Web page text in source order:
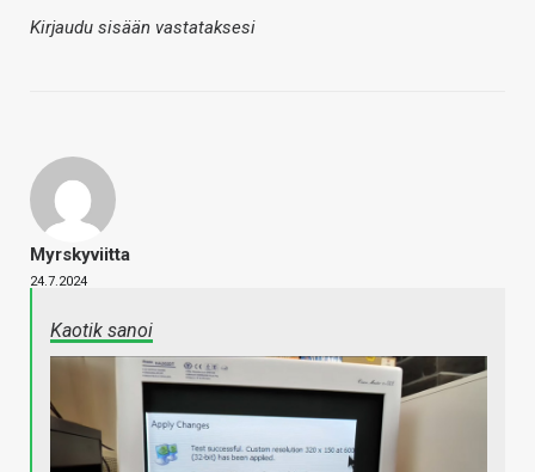
Kirjaudu sisään vastataksesi
Myrskyviitta
24.7.2024
Kaotik sanoi